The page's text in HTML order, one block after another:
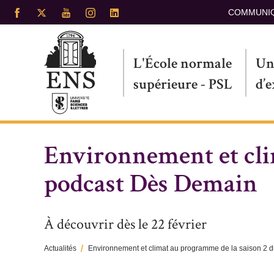
Aller
L'École normale
supérieure - PSL
Environnement et
podcast Dès Demain
À découvrir dès le 22 février
Actualités Environnement et climat au programme de la saison 2